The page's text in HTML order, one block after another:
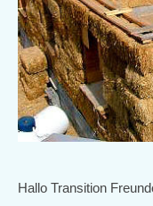
Hallo Transition